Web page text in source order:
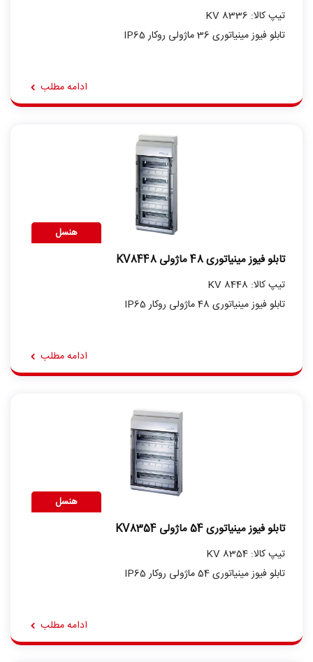
تیپ کالا: KV 8336
تابلو فیوز مینیاتوری 36 ماژولی روکار IP65
ادامه مطلب
هنسل
تابلو فیوز مینیاتوری 48 ماژولی KV8448
تیپ کالا: KV 8448
تابلو فیوز مینیاتوری 48 ماژولی روکار IP65
ادامه مطلب
هنسل
تابلو فیوز مینیاتوری 54 ماژولی KV8354
تیپ کالا: KV 8354
تابلو فیوز مینیاتوری 54 ماژولی روکار IP65
ادامه مطلب